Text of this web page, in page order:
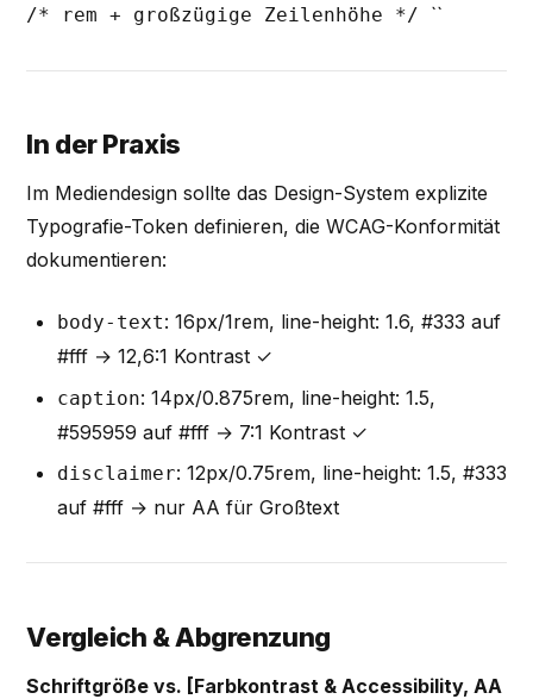
/* rem + großzügige Zeilenhöhe */ ``
In der Praxis
Im Mediendesign sollte das Design-System explizite
Typografie-Token definieren, die WCAG-Konformität
dokumentieren:
body-text: 16px/1rem, line-height: 1.6, #333 auf
#fff → 12,6:1 Kontrast ✓
caption: 14px/0.875rem, line-height: 1.5,
#595959 auf #fff → 7:1 Kontrast ✓
disclaimer: 12px/0.75rem, line-height: 1.5, #333
auf #fff → nur AA für Großtext
Vergleich & Abgrenzung
Schriftgröße vs. [Farbkontrast & Accessibility, AA